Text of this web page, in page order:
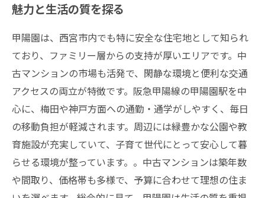
魅力と生活の質を探る
甲陽園は、西宮市内でも特に安全な住宅地として知られ
ており、ファミリー層からの支持が厚いエリアです。中
古マンションの市場も活発で、閑静な環境と便利な交通
アクセスの両立が特徴です。阪急甲陽線の甲陽園駅を中
心に、梅田や神戸方面への通勤・通学がしやすく、毎日
の移動負担が軽減されます。周辺には緑豊かな公園や教
育施設が充実していて、子育て世代にとって安心して暮
らせる環境が整っています。。中古マンションは築年数
や間取り、価格帯も多様で、予算に合わせて理想の住ま